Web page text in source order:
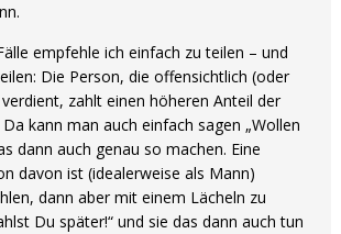
empfehle ich einfach zu teilen – und
Die Person, die offensichtlich (oder
zahlt einen höheren Anteil der
kann man auch einfach sagen „Wollen
dann auch genau so machen. Eine
davon ist (idealerweise als Mann)
dann aber mit einem Lächeln zu
Du später!“ und sie das dann auch tun